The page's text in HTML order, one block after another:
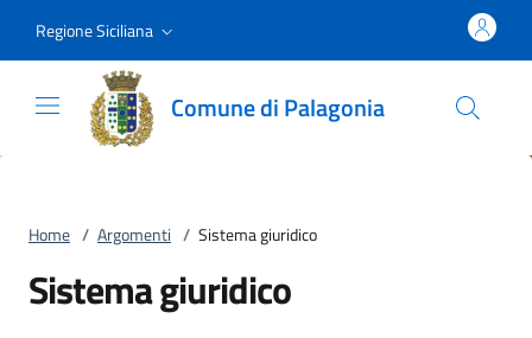
Regione Siciliana
Comune di Palagonia
Home / Argomenti / Sistema giuridico
Sistema giuridico